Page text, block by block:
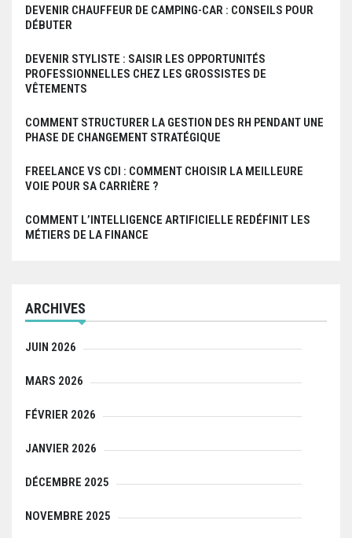
DEVENIR CHAUFFEUR DE CAMPING-CAR : CONSEILS POUR
DÉBUTER
DEVENIR STYLISTE : SAISIR LES OPPORTUNITÉS
PROFESSIONNELLES CHEZ LES GROSSISTES DE
VÊTEMENTS
COMMENT STRUCTURER LA GESTION DES RH PENDANT UNE
PHASE DE CHANGEMENT STRATÉGIQUE
FREELANCE VS CDI : COMMENT CHOISIR LA MEILLEURE
VOIE POUR SA CARRIÈRE ?
COMMENT L’INTELLIGENCE ARTIFICIELLE REDÉFINIT LES
MÉTIERS DE LA FINANCE
ARCHIVES
JUIN 2026
MARS 2026
FÉVRIER 2026
JANVIER 2026
DÉCEMBRE 2025
NOVEMBRE 2025